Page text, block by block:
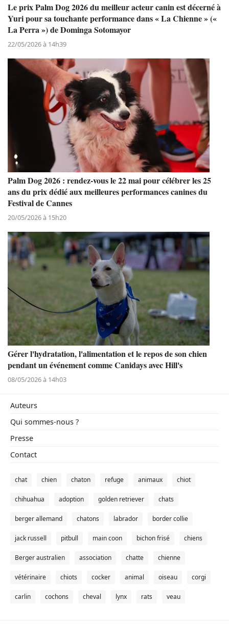
Le prix Palm Dog 2026 du meilleur acteur canin est décerné à
Yuri pour sa touchante performance dans « La Chienne » («
La Perra ») de Dominga Sotomayor
22/05/2026 à 14h39
Palm Dog 2026 : rendez-vous le 22 mai pour célébrer les 25
ans du prix dédié aux meilleures performances canines du
Festival de Cannes
20/05/2026 à 15h20
Gérer l'hydratation, l'alimentation et le repos de son chien
pendant un événement comme Canidays avec Hill's
08/05/2026 à 14h03
Auteurs
Qui sommes-nous ?
Presse
Contact
chat chien chaton refuge animaux chiot
chihuahua adoption golden retriever chats
berger allemand chatons labrador border collie
jack russell pitbull main coon bichon frisé chiens
Berger australien association chatte chienne
vétérinaire chiots cocker animal oiseau corgi
carlin cochons cheval lynx rats veau